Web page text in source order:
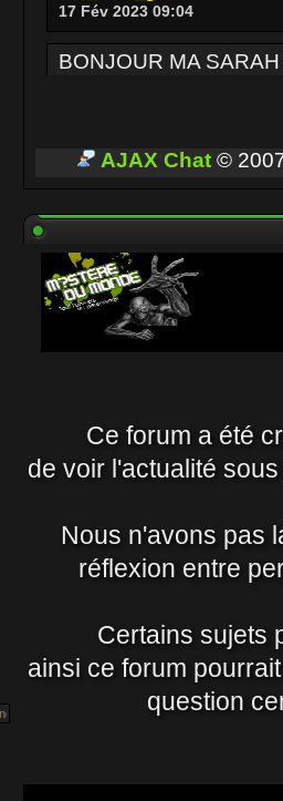
17 Fév 2023 09:04
BONJOUR MA SARAH
BONJOUR A TOUT
Enjoy
Je passe parfois
Un
voir si ceux qui sont
Nounours
19 Avr 2021 09:33
vous prenez soin de
Daemon
15 Avr 2021 23:54
Un coucou en
Nounours
08 Nov 2020 18:08
ola à toutes et à tous
29 Juil 2020 10:30
Salut Venusia oui je
AJAX Chat ©
Ce forum a été
de voir l'actualité
Nous n'avons pas
réflexion entre
Certains sujets
ainsi ce forum
question